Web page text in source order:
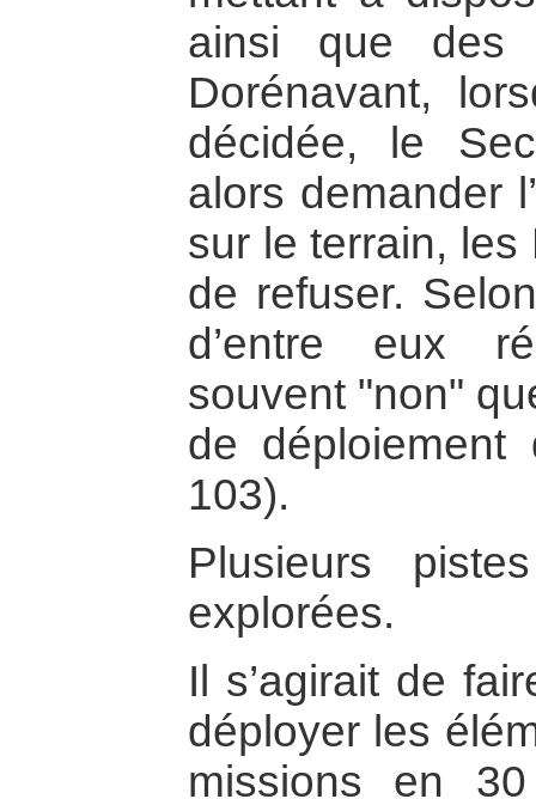
ainsi que des
Dorénavant,
décidée, le
alors demander
sur le terrain,
de refuser.
d’entre eux
souvent "non"
de déploiement
103).
Plusieurs
explorées.
Il s’agirait de
déployer les
missions en